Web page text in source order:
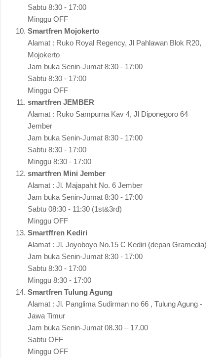
Sabtu 8:30 - 17:00
Minggu OFF
Smartfren Mojokerto
Alamat : Ruko Royal Regency, Jl Pahlawan Blok R20,
Mojokerto
Jam buka Senin-Jumat 8:30 - 17:00
Sabtu 8:30 - 17:00
Minggu OFF
smartfren JEMBER
Alamat : Ruko Sampurna Kav 4, Jl Diponegoro 64
Jember
Jam buka Senin-Jumat 8:30 - 17:00
Sabtu 8:30 - 17:00
Minggu 8:30 - 17:00
smartfren Mini Jember
Alamat : Jl. Majapahit No. 6 Jember
Jam buka Senin-Jumat 8:30 - 17:00
Sabtu 08:30 - 11:30 (1st&3rd)
Minggu OFF
Smartffren Kediri
Alamat : Jl. Joyoboyo No.15 C Kediri (depan Gramedia)
Jam buka Senin-Jumat 8:30 - 17:00
Sabtu 8:30 - 17:00
Minggu 8:30 - 17:00
Smartfren Tulung Agung
Alamat : Jl. Panglima Sudirman no 66 , Tulung Agung -
Jawa Timur
Jam buka Senin-Jumat 08.30 – 17.00
Sabtu OFF
Minggu OFF